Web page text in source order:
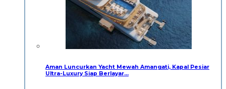
Aman Luncurkan Yacht Mewah Amangati, Kapal Pesiar
Ultra-Luxury Siap Berlayar…